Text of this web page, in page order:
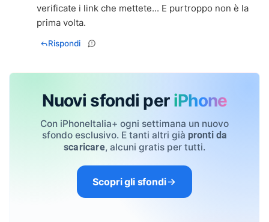
verificate i link che mettete... E purtroppo non è la
prima volta.
Rispondi
Nuovi sfondi per iPhone
Con iPhoneItalia+ ogni settimana un nuovo
sfondo esclusivo. E tanti altri già pronti da
scaricare, alcuni gratis per tutti.
Scopri gli sfondi